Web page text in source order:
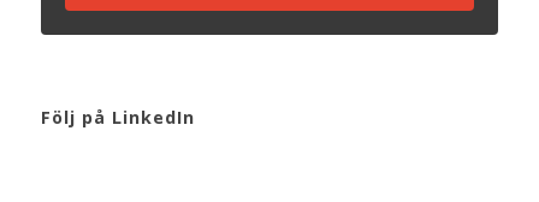
Följ på LinkedIn